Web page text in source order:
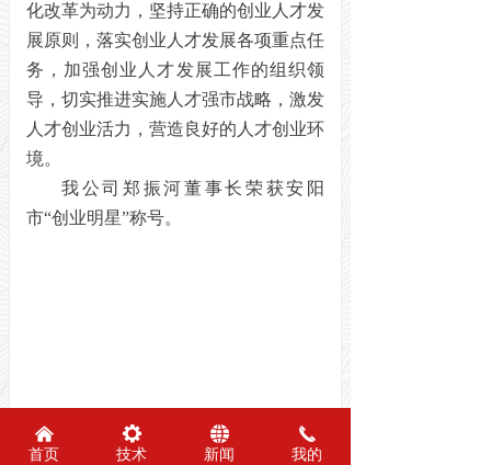
化改革为动力，坚持正确的创业人才发
展原则，落实创业人才发展各项重点任
务，加强创业人才发展工作的组织领
导，切实推进实施人才强市战略，激发
人才创业活力，营造良好的人才创业环
境。
我公司郑振河董事长荣获安阳
市“创业明星”称号。
낀
首页
끶
技术
뀁
新闻
끅
我的